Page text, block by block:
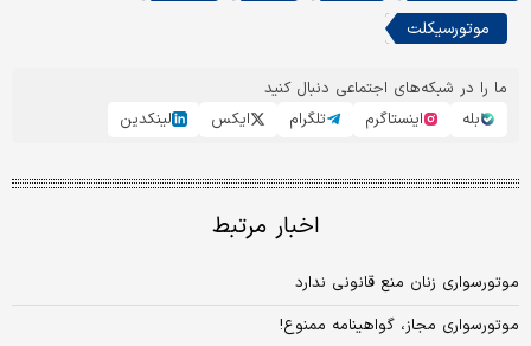
موتورسیکلت
ما را در شبکه‌های اجتماعی دنبال کنید
بله
اینستاگرم تلگرام ایکس لینکدین
اخبار مرتبط
موتورسواری زنان منع قانونی ندارد
موتورسواری مجاز، گواهینامه ممنوع!